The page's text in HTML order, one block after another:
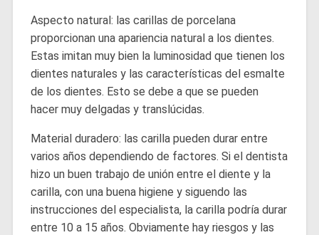
Aspecto natural: las carillas de porcelana
proporcionan una apariencia natural a los dientes.
Estas imitan muy bien la luminosidad que tienen los
dientes naturales y las características del esmalte
de los dientes. Esto se debe a que se pueden
hacer muy delgadas y translúcidas.
Material duradero: las carilla pueden durar entre
varios años dependiendo de factores. Si el dentista
hizo un buen trabajo de unión entre el diente y la
carilla, con una buena higiene y siguendo las
instrucciones del especialista, la carilla podría durar
entre 10 a 15 años. Obviamente hay riesgos y las